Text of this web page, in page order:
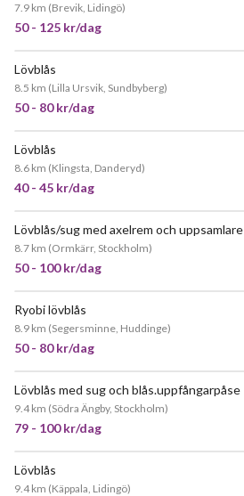
7.9 km (Brevik, Lidingö)
50 - 125 kr/dag
Lövblås
8.5 km (Lilla Ursvik, Sundbyberg)
50 - 80 kr/dag
Lövblås
8.6 km (Klingsta, Danderyd)
40 - 45 kr/dag
Lövblås/sug med axelrem och uppsamlare
8.7 km (Ormkärr, Stockholm)
50 - 100 kr/dag
Ryobi lövblås
8.9 km (Segersminne, Huddinge)
50 - 80 kr/dag
Lövblås med sug och blås.uppfångarpåse
9.4 km (Södra Ängby, Stockholm)
79 - 100 kr/dag
Lövblås
9.4 km (Käppala, Lidingö)